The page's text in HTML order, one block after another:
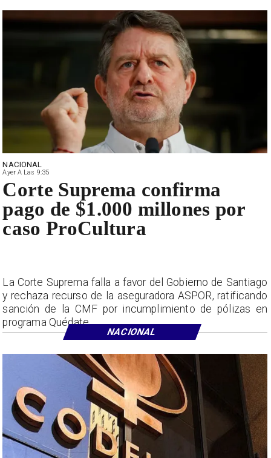
NACIONAL
Ayer A Las 9:35
Corte Suprema confirma
pago de $1.000 millones por
caso ProCultura
La Corte Suprema falla a favor del Gobierno de Santiago
y rechaza recurso de la aseguradora ASPOR, ratificando
sanción de la CMF por incumplimiento de pólizas en
programa Quédate.
NACIONAL